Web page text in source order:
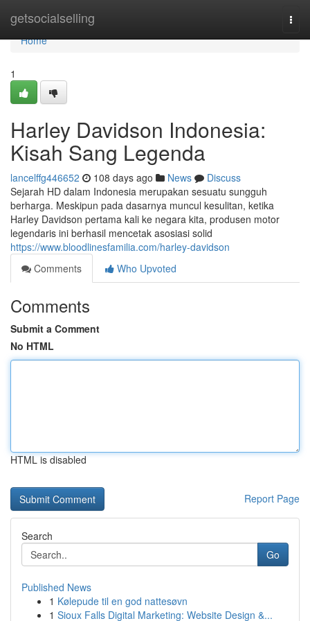
getsocialselling
Home
Home
1
Harley Davidson Indonesia:
Kisah Sang Legenda
lancelffg446652 108 days ago News
Discuss
Sejarah HD dalam Indonesia merupakan sesuatu sungguh
berharga. Meskipun pada dasarnya muncul kesulitan, ketika
Harley Davidson pertama kali ke negara kita, produsen motor
legendaris ini berhasil mencetak asosiasi solid
https://www.bloodlinesfamilia.com/harley-davidson
Comments
Who Upvoted
Comments
Submit a Comment
No HTML
HTML is disabled
Report Page
Search
Go
Published News
1 Kølepude til en god nattesøvn
1 Sioux Falls Digital Marketing: Website Design &...